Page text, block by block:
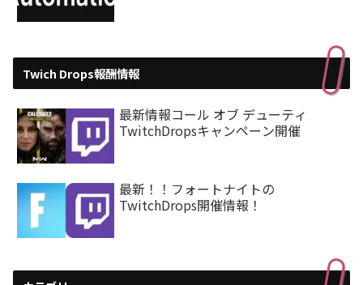
Twich Drops報酬情報
最新情報コール オブ デューティ
TwitchDropsキャンペーン開催
最新！！フォートナイトの
TwitchDrops開催情報！